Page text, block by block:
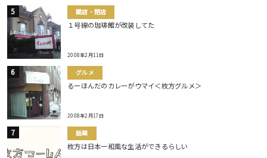
開店・閉店
１号線の珈琲館が改装してた
2008年2月11日
グルメ
るーほんだのカレーがウマイ＜枚方グルメ＞
2008年2月17日
話題
枚方は日本一和風な生活ができるらしい